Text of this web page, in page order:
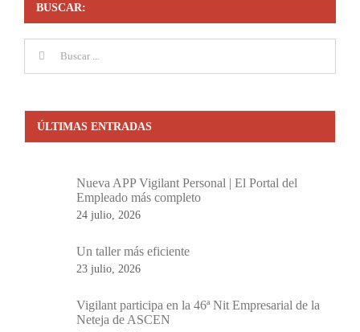
BUSCAR:
ÚLTIMAS ENTRADAS
Nueva APP Vigilant Personal | El Portal del
Empleado más completo
24 julio, 2026
Un taller más eficiente
23 julio, 2026
Vigilant participa en la 46ª Nit Empresarial de la
Neteja de ASCEN